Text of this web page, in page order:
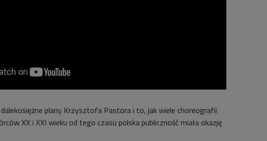
plany Krzysztofa Pastora i to, jak wiele choreografii
XX i XXI wieku od tego czasu polska publiczność miała okazję